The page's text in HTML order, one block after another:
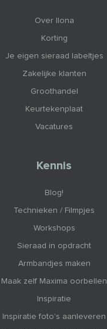
Over Ilona
Korting
Je eigen sieraad labeltjes
Zakelijke klanten
Groothandel
Keurtekenplaat
Vacatures
Kennis
Blog!
Technieken / Filmpjes
Workshops
Sieraad in opdracht
Armbandjes maken
Maak zelf Maxima oorbellen
Inspiratie
Inspiratie foto's aanleveren